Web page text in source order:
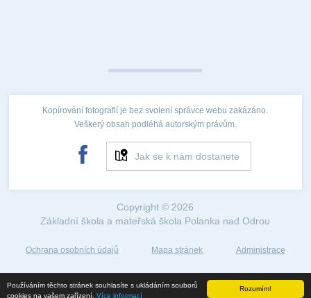
Rozumím!
Používáním těchto stránek souhlasíte s ukládáním souborů
cookies na vašem zařízení. Více informací
Kopírování fotografií je bez svolení správce webu zakázáno.
Veškerý obsah podléhá autorským právům.
Jak se k nám dostanete
Copyright © 2026
Základní škola a mateřská škola Polanka nad Odrou
Ochrana osobních údajů Mapa stránek Administrace
©2018